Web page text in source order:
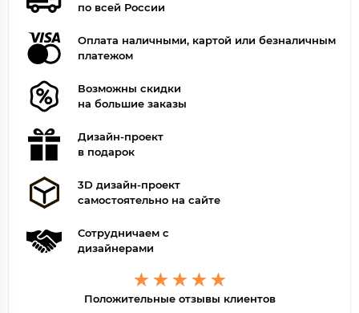
по всей России
Оплата наличными, картой или безналичным
платежом
Возможны скидки
на большие заказы
Дизайн-проект
в подарок
3D дизайн-проект
самостоятельно на сайте
Сотрудничаем с
дизайнерами
Положительные отзывы клиентов